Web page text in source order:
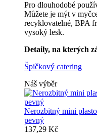
Pro dlouhodobé
Můžete je mýt v
recyklovatelné, BPA
vysoký lesk.
Detaily, na kterých
Špičkový catering
Náš výběr
Nerozbitný mini
pevný
137,29 Kč